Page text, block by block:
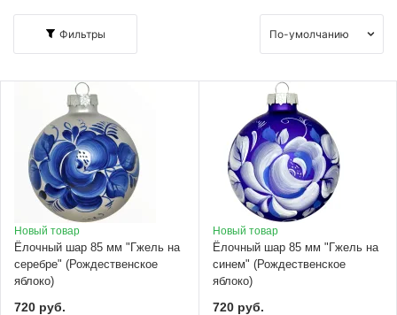
Фильтры
Новый товар
Ёлочный шар 85 мм "Гжель на
серебре" (Рождественское
яблоко)
720 руб.
Новый товар
Ёлочный шар 85 мм "Гжель на
синем" (Рождественское
яблоко)
720 руб.